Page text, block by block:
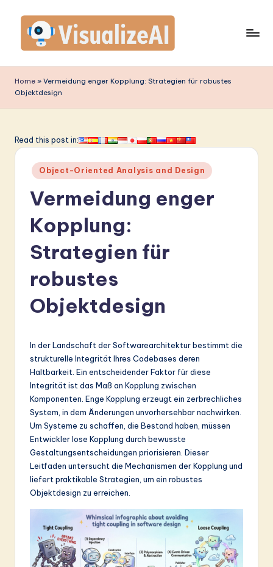
content
is
u
li
A
m
L
&
Home » Vermeidung enger Kopplung: Strategien für robustes
Objektdesign
Read this post in:
Posted
in
Object-Oriented Analysis and Design
Vermeidung enger
Kopplung:
Strategien für
robustes
Objektdesign
In der Landschaft der Softwarearchitektur bestimmt die
strukturelle Integrität Ihres Codebases deren
Haltbarkeit. Ein entscheidender Faktor für diese
Integrität ist das Maß an Kopplung zwischen
Komponenten. Enge Kopplung erzeugt ein zerbrechliches
System, in dem Änderungen unvorhersehbar nachwirken.
Um Systeme zu schaffen, die Bestand haben, müssen
Entwickler lose Kopplung durch bewusste
Gestaltungsentscheidungen priorisieren. Dieser
Leitfaden untersucht die Mechanismen der Kopplung und
liefert praktikable Strategien, um ein robustes
Objektdesign zu erreichen.